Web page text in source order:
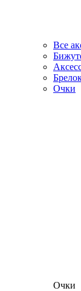
Все
Очки
Очки